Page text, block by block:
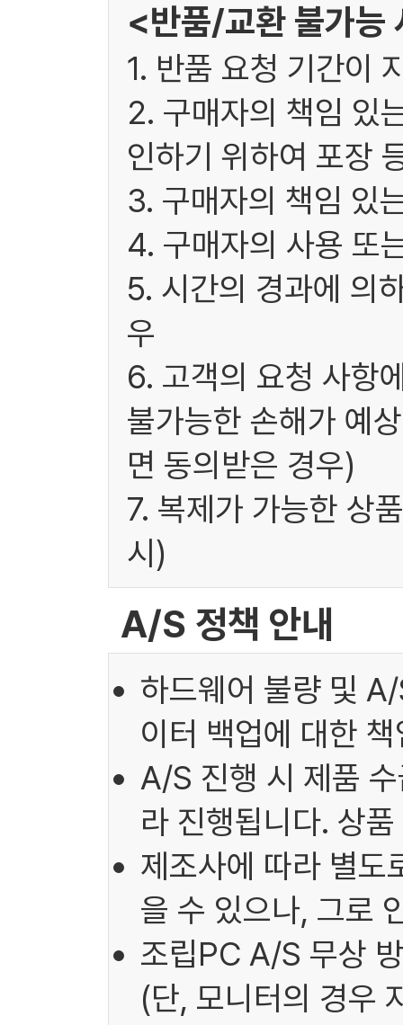
<반품/교환 불가능
1. 반품 요청 기간이
2. 구매자의 책임 있
인하기 위하여 포장
3. 구매자의 책임 있
4. 구매자의 사용 또
5. 시간의 경과에 의
우
6. 고객의 요청 사항
불가능한 손해가 예
면 동의받은 경우)
7. 복제가 가능한 상
시)
A/S 정책 안내
하드웨어 불량 및
이터 백업에 대한
A/S 진행 시 제품
라 진행됩니다. 상
제조사에 따라 별
을 수 있으나, 그로
조립PC A/S 무상
(단, 모니터의 경우